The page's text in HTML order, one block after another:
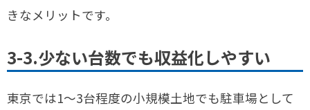
きなメリットです。
3-3.少ない台数でも収益化しやすい
東京では1〜3台程度の小規模土地でも駐車場として